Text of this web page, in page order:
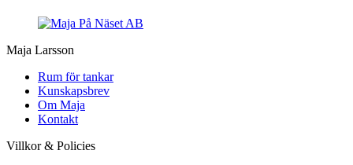
Maja Larsson
Rum för tankar
Kunskapsbrev
Om Maja
Kontakt
Villkor & Policies